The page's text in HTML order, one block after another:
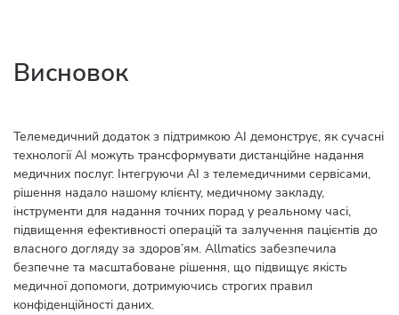
Висновок
Телемедичний додаток з підтримкою AI демонструє, як сучасні
технології AI можуть трансформувати дистанційне надання
медичних послуг. Інтегруючи AI з телемедичними сервісами,
рішення надало нашому клієнту, медичному закладу,
інструменти для надання точних порад у реальному часі,
підвищення ефективності операцій та залучення пацієнтів до
власного догляду за здоров’ям. Allmatics забезпечила
безпечне та масштабоване рішення, що підвищує якість
медичної допомоги, дотримуючись строгих правил
конфіденційності даних.